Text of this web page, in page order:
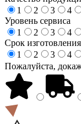
1
2 3 4
Уровень сервиса
1
2 3 4
Срок изготовления
1
2 3 4
Пожалуйста,